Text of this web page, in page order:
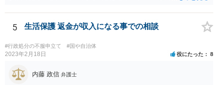
スムースかと思います。
5 生活保護 返金が収入になる事での相談
#行政処分の不服申立て #国や自治体
2023年2月18日 役にたった 8
内藤 政信 弁護士